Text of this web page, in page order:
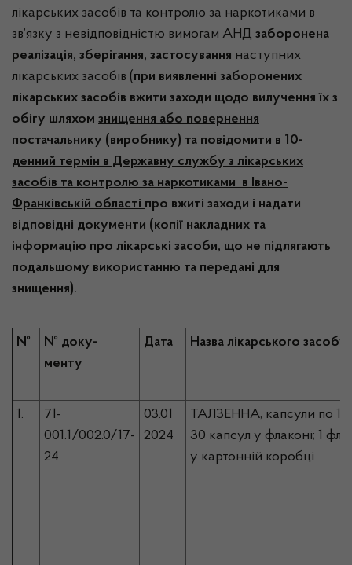
лікарських засобів та контролю за наркотиками в
зв’язку з невідповідністю вимогам АНД заборонена
реалізація, зберігання, застосування наступних
лікарських засобів (при виявленні заборонених
лікарських засобів вжити заходи щодо вилучення їх з
обігу шляхом знищення або повернення
постачальнику (виробнику) та повідомити в 10-
денний термін в Державну службу з лікарських
засобів та контролю за наркотиками в Івано-
Франківській області про вжиті заходи і надати
відповідні документи (копії накладних та
інформацію про лікарські засоби, що не підлягають
подальшому використанню та передані для
знищення).
№
№ доку-
менту
Дата Назва лікарського засобу
1.
71-
001.1/002.0/17-
24
03.01
2024
ТАЛЗЕННА, капсули по 1
30 капсул у флаконі; 1
у картонній коробці